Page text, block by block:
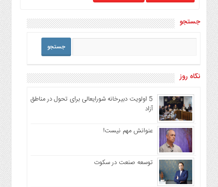
جستجو
نگاه روز
5 اولویت دبیرخانه شورایعالی برای تحول در مناطق
آزاد
عنوانش مهم نیست!
توسعه صنعت در سکوت